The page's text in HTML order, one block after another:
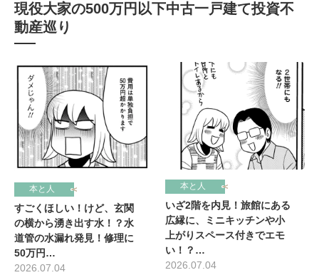
現役大家の500万円以下中古一戸建て投資不
動産巡り
本と人
すごくほしい！けど、玄関
の横から湧き出す水！？水
道管の水漏れ発見！修理に
50万円…
2026.07.04
本と人
いざ2階を内見！旅館にある
広縁に、ミニキッチンや小
上がりスペース付きでエモ
い！？…
2026.07.04